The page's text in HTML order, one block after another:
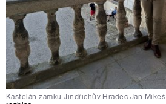
Kastelán zámku Jindřichův Hradec Jan Mikeš